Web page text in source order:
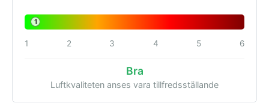
1
1 2 3 4 5 6
Bra
Luftkvaliteten anses vara tillfredsställande